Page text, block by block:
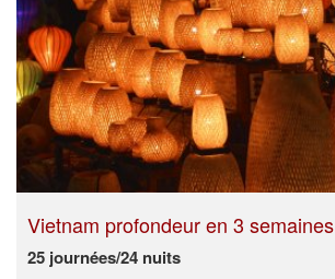
Vietnam profondeur en 3 semaines
25 journées/24 nuits